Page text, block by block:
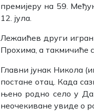
премијеру на 59.
12. јула.
Лежаићев други
Проxима, а такмичиће
Главни јунак Никола
постане отац. Када
њено родно село у
неочекиване увиде о